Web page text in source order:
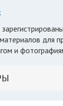
для
и